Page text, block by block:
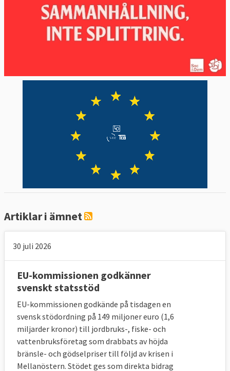
Artiklar i ämnet
30 juli 2026
EU-kommissionen godkänner
svenskt statsstöd
EU-kommissionen godkände på tisdagen en
svensk stödordning på 149 miljoner euro (1,6
miljarder kronor) till jordbruks-, fiske- och
vattenbruksföretag som drabbats av höjda
bränsle- och gödselpriser till följd av krisen i
Mellanöstern. Stödet ges som direkta bidrag